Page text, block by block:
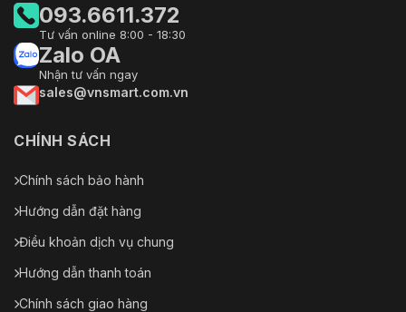
093.6611.372
Tư vấn online 8:00 - 18:30
Zalo OA
Nhận tư vấn ngay
sales@vnsmart.com.vn
CHÍNH SÁCH
Chính sách bảo hành
Hướng dẫn đặt hàng
Điều khoản dịch vụ chung
Hướng dẫn thanh toán
Chính sách giao hàng